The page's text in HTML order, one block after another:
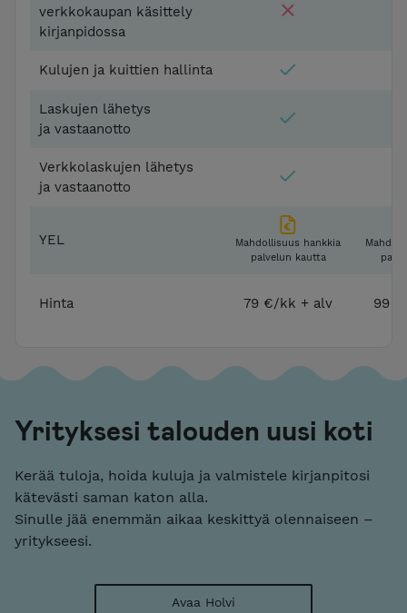
verkkokaupan käsittely
kirjanpidossa
Kulujen ja kuittien hallinta
Laskujen lähetys
ja vastaanotto
Verkkolaskujen lähetys
ja vastaanotto
YEL
Mahdollisuus hankkia
palvelun kautta
Hinta 79 €/kk + alv 99
Yrityksesi talouden uusi koti
Kerää tuloja, hoida kuluja ja valmistele kirjanpitosi
kätevästi saman katon alla.
Sinulle jää enemmän aikaa keskittyä olennaiseen –
yritykseesi.
Avaa Holvi